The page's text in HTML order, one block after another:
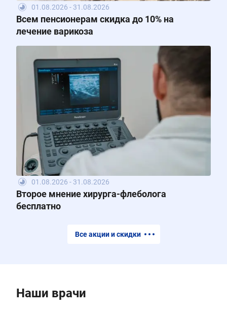
01.08.2026 - 31.08.2026
Всем пенсионерам скидка до 10% на
лечение варикоза
01.08.2026 - 31.08.2026
Второе мнение хирурга-флеболога
бесплатно
Все акции и скидки
Наши врачи